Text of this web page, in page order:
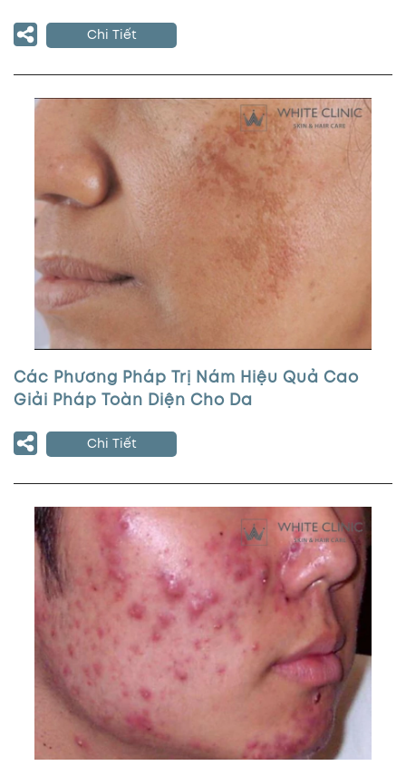
Chi Tiết
Các Phương Pháp Trị Nám Hiệu Quả Cao
Giải Pháp Toàn Diện Cho Da
Chi Tiết